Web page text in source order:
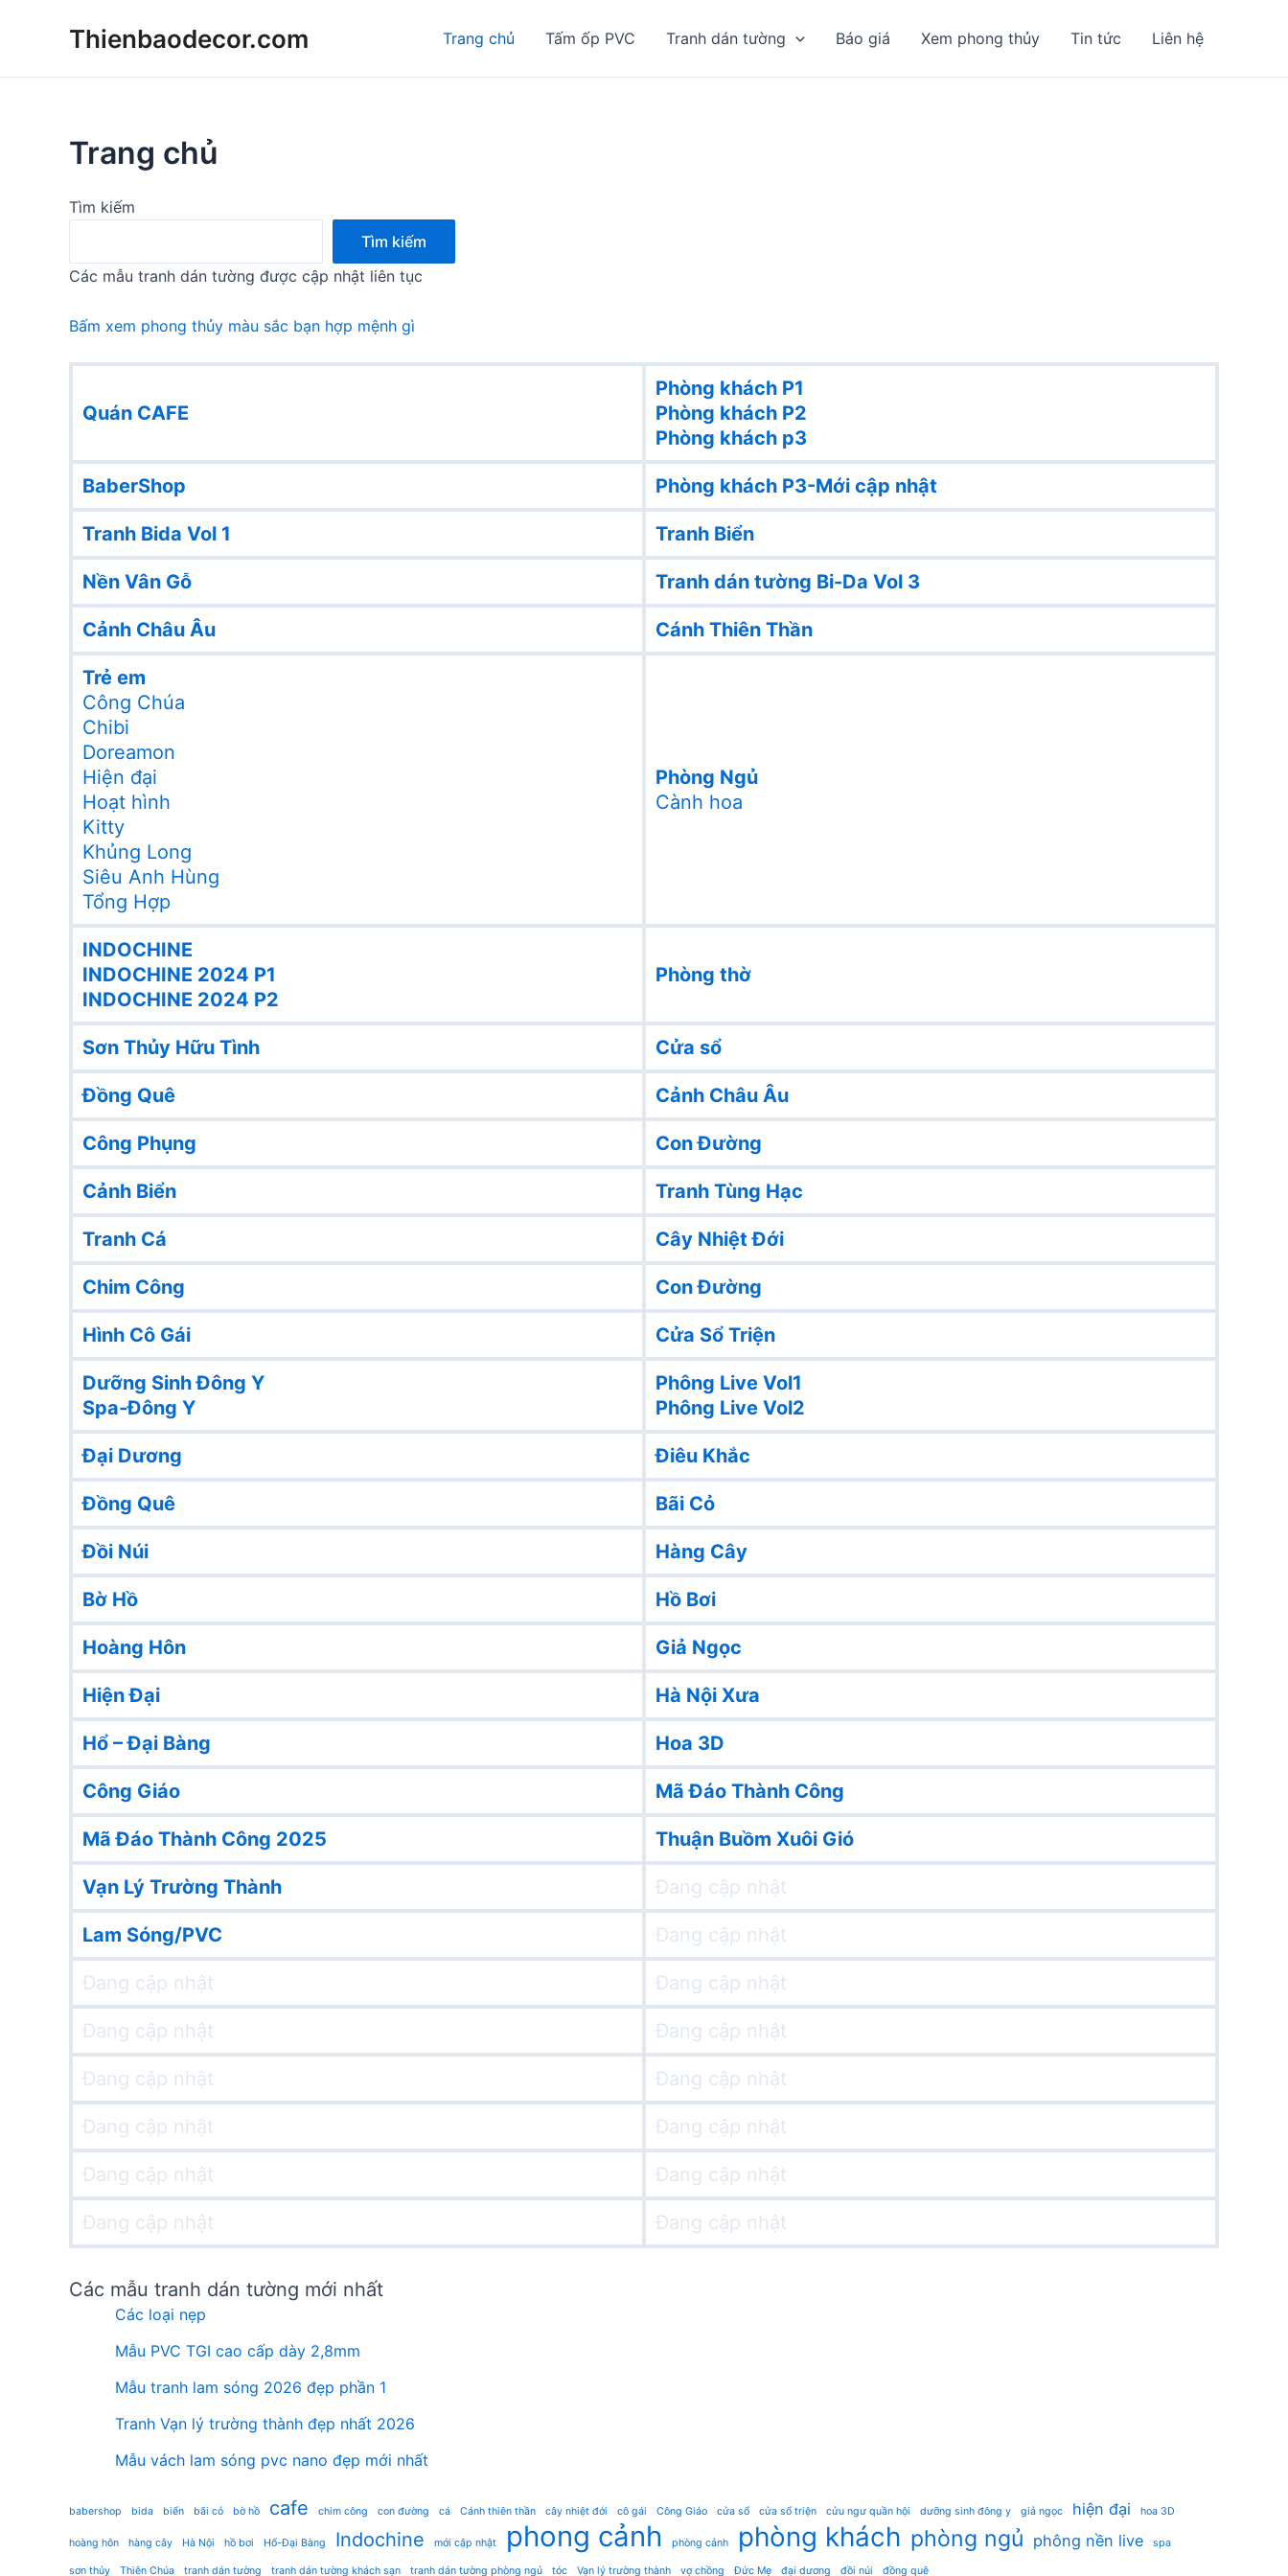
Thienbaodecor.com Trang chủ Tấm ốp PVC Tranh dán tường Báo giá Xem phong thủy Tin tức Liên hệ
Trang chủ
Tìm kiếm
Tìm kiếm
Các mẫu tranh dán tường được cập nhật liên tục
Bấm xem phong thủy màu sắc bạn hợp mệnh gì
Quán CAFE
Phòng khách P1
Phòng khách P2
Phòng khách p3
BaberShop Phòng khách P3-Mới cập nhật
Tranh Bida Vol 1 Tranh Biển
Nền Vân Gỗ Tranh dán tường Bi-Da Vol 3
Cảnh Châu Âu Cánh Thiên Thần
Trẻ em
Công Chúa
Chibi
Doreamon
Hiện đại
Hoạt hình
Kitty
Khủng Long
Siêu Anh Hùng
Tổng Hợp
Phòng Ngủ
Cành hoa
INDOCHINE
INDOCHINE 2024 P1
INDOCHINE 2024 P2
Phòng thờ
Sơn Thủy Hữu Tình Cửa sổ
Đồng Quê Cảnh Châu Âu
Công Phụng Con Đường
Cảnh Biển Tranh Tùng Hạc
Tranh Cá Cây Nhiệt Đới
Chim Công Con Đường
Hình Cô Gái Cửa Sổ Triện
Dưỡng Sinh Đông Y
Spa-Đông Y
Phông Live Vol1
Phông Live Vol2
Đại Dương Điêu Khắc
Đồng Quê Bãi Cỏ
Đồi Núi Hàng Cây
Bờ Hồ Hồ Bơi
Hoàng Hôn Giả Ngọc
Hiện Đại Hà Nội Xưa
Hổ – Đại Bàng Hoa 3D
Công Giáo Mã Đáo Thành Công
Mã Đáo Thành Công 2025 Thuận Buồm Xuôi Gió
Vạn Lý Trường Thành Đang cập nhật
Lam Sóng/PVC Đang cập nhật
Đang cập nhật Đang cập nhật
Đang cập nhật Đang cập nhật
Đang cập nhật Đang cập nhật
Đang cập nhật Đang cập nhật
Đang cập nhật Đang cập nhật
Đang cập nhật Đang cập nhật
Các mẫu tranh dán tường mới nhất
Các loại nẹp
Mẫu PVC TGI cao cấp dày 2,8mm
Mẫu tranh lam sóng 2026 đẹp phần 1
Tranh Vạn lý trường thành đẹp nhất 2026
Mẫu vách lam sóng pvc nano đẹp mới nhất
babershop bida biển bãi cỏ bờ hồ cafe chim công con đường cá Cánh thiên thần cây nhiệt đới cô gái Công Giáo cửa sổ cửa sổ triện cửu ngư quần hội dưỡng sinh đông y giả ngọc hiện đại hoa 3D
hoàng hôn hàng cây Hà Nội hồ bơi Hổ-Đại Bàng Indochine mới cập nhật phong cảnh phòng cảnh phòng khách phòng ngủ phông nền live spa
sơn thủy Thiên Chúa tranh dán tường tranh dán tường khách sạn tranh dán tường phòng ngủ tóc Vạn lý trường thành vợ chồng Đức Mẹ đại dương đồi núi đồng quê